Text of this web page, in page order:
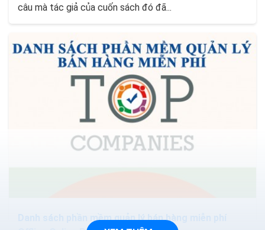
câu mà tác giả của cuốn sách đó đã...
Danh sách phần mềm quản lý bán hàng miễn phí